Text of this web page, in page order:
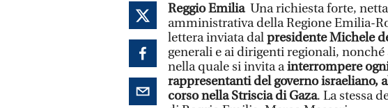
Reggio Emilia Una richiesta forte,
amministrativa della Regione Emilia-
lettera inviata dalpresidente Michele
generali e ai dirigenti regionali, nonché
nella quale si invita ainterrompere
rappresentanti del governo israeliano,
corso nella Striscia di Gaza. La stessa